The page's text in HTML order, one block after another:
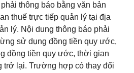
thông báo bằng văn bản
thuế trực tiếp quản lý tại địa
lý. Nội dung thông báo phải
sử dụng đồng tiền quy ước,
đồng tiền quy ước, thời gian
trở lại. Trường hợp có thay đổi